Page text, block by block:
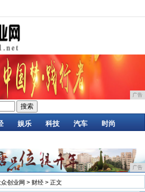
广告
娱乐 科技 汽车 时尚
广告
创业网 > 财经 > 正文